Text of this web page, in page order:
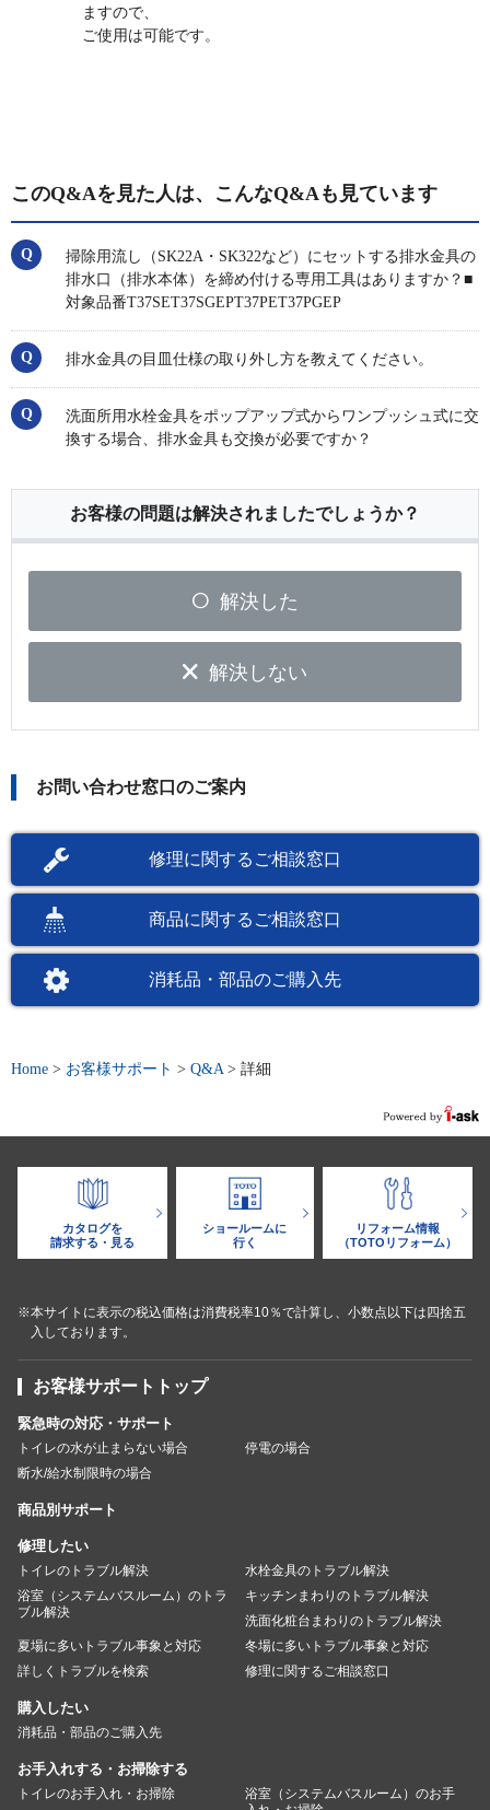
ますので、
ご使用は可能です。
このQ&Aを見た人は、こんなQ&Aも見ています
掃除用流し（SK22A・SK322など）にセットする排水金具の
排水口（排水本体）を締め付ける専用工具はありますか？■
対象品番T37SET37SGEPT37PET37PGEP
排水金具の目皿仕様の取り外し方を教えてください。
洗面所用水栓金具をポップアップ式からワンプッシュ式に交
換する場合、排水金具も交換が必要ですか？
お客様の問題は解決されましたでしょうか？
解決した
解決しない
お問い合わせ窓口のご案内
修理に関するご相談窓口
商品に関するご相談窓口
消耗品・部品のご購入先
Home > お客様サポート > Q&A > 詳細
カタログを
請求する・見る
ショールームに
行く
リフォーム情報
（TOTOリフォーム）
※本サイトに表示の税込価格は消費税率10％で計算し、小数点以下は四捨五
入しております。
お客様サポートトップ
緊急時の対応・サポート
トイレの水が止まらない場合
停電の場合
断水/給水制限時の場合
商品別サポート
修理したい
トイレのトラブル解決
水栓金具のトラブル解決
浴室（システムバスルーム）のトラ
ブル解決
キッチンまわりのトラブル解決
洗面化粧台まわりのトラブル解決
夏場に多いトラブル事象と対応
冬場に多いトラブル事象と対応
詳しくトラブルを検索
修理に関するご相談窓口
購入したい
消耗品・部品のご購入先
お手入れする・お掃除する
トイレのお手入れ・お掃除
浴室（システムバスルーム）のお手